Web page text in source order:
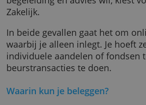
Wie zelfstandig een
bijpassende fondsen wil
Evi Go Zakelijk. Wie hierbij
begeleiding en advies wil,
Zakelijk.
In beide gevallen gaat het